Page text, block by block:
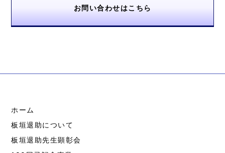
お問い合わせはこちら
ホーム
板垣退助について
板垣退助先生顕彰会